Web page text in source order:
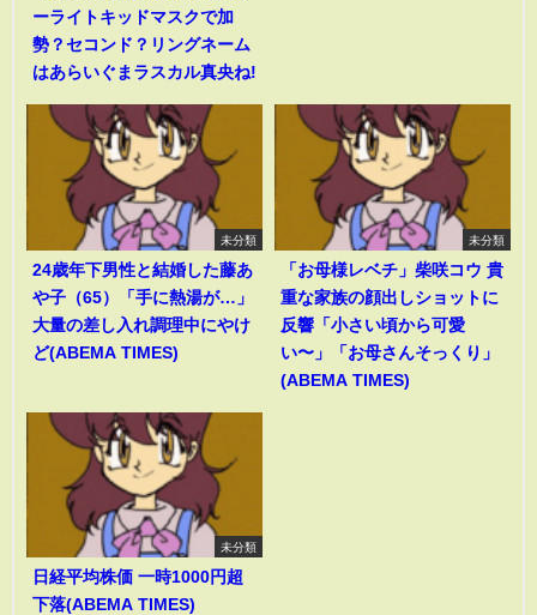
ーライトキッドマスクで加
勢？セコンド？リングネーム
はあらいぐまラスカル真央ね!
未分類
24歳年下男性と結婚した藤あ
や子（65）「手に熱湯が…」
大量の差し入れ調理中にやけ
ど(ABEMA TIMES)
未分類
「お母様レベチ」柴咲コウ 貴
重な家族の顔出しショットに
反響「小さい頃から可愛
い〜」「お母さんそっくり」
(ABEMA TIMES)
未分類
日経平均株価 一時1000円超
下落(ABEMA TIMES)